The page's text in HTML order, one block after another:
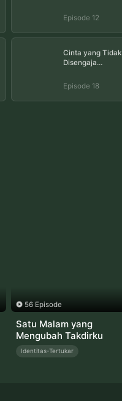
Episode 12
Cinta yang Tidak
Disengaja
Episode 18
56 Episode
Satu Malam yang
Mengubah Takdirku
Identitas-Tertukar